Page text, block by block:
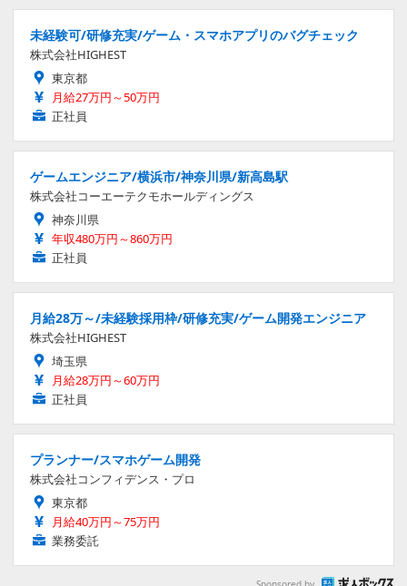
未経験可/研修充実/ゲーム・スマホアプリのバグチェック
株式会社HIGHEST
東京都
月給27万円～50万円
正社員
ゲームエンジニア/横浜市/神奈川県/新高島駅
株式会社コーエーテクモホールディングス
神奈川県
年収480万円～860万円
正社員
月給28万～/未経験採用枠/研修充実/ゲーム開発エンジニア
株式会社HIGHEST
埼玉県
月給28万円～60万円
正社員
プランナー/スマホゲーム開発
株式会社コンフィデンス・プロ
東京都
月給40万円～75万円
業務委託